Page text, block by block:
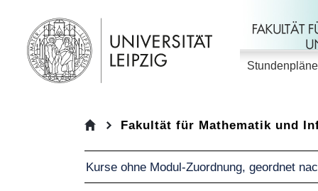
Stundenpläne
Fakultät für Mathematik und
Kurse ohne Modul-Zuordnung, geordnet